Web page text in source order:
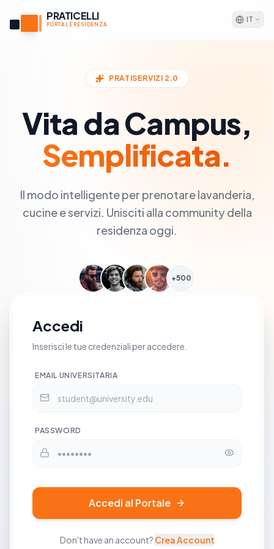
PRATICELLI
PORTALE RESIDENZA
IT
PRATISERVIZI 2.0
Vita da Campus,
Semplificata.
Il modo intelligente per prenotare lavanderia,
cucine e servizi. Unisciti alla community della
residenza oggi.
+500
Accedi
Inserisci le tue credenziali per accedere.
EMAIL UNIVERSITARIA
PASSWORD
Accedi al Portale
Don't have an account? Crea Account